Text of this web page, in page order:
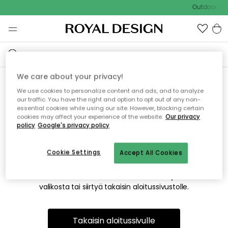
Outdoor
Emme valitettavasti löydä
etsimääsi sivua
Tämä voi johtua siitä, että sivua ei enää ole tai siitä, että se
on siirretty muualle. Pahoittelemme tästä mahdollisesti
valikosta tai siirtyä takaisin aloitussivustolle.
Takaisin aloitussivulle
We care about your privacy!
We use cookies to personalize content and ads, and to analyze
our traffic. You have the right and option to opt out of any non-
essential cookies while using our site. However, blocking certain
cookies may affect your experience of the website. Our privacy
policy Google's privacy policy
Accept All Cookies
Cookie Settings